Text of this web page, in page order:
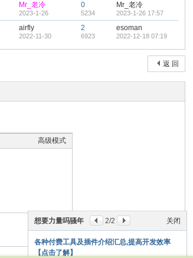
Mr_老冷
2023-1-26
0
5234
Mr_老冷
2023-1-26 17:57
airfly
2022-11-30
2
6923
esoman
2022-12-18 07:19
返 回
高级模式
本版积分规则关闭
想要力量吗骚年 2/2
各种付费工具及插件介绍汇总,提高开发效率
【点击了解】